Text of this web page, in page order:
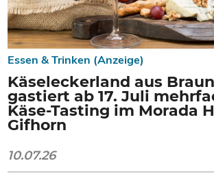
Essen & Trinken (Anzeige)
Käseleckerland aus
gastiert ab 17. Juli
Käse-Tasting im Morada
Gifhorn
10.07.26